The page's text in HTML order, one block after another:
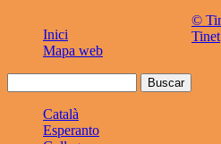
Inici
Mapa web
Català
Esperanto
©
Tinet